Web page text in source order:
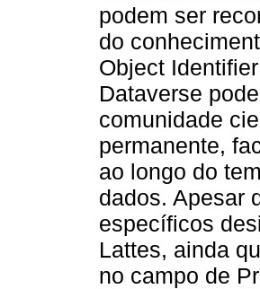
podem ser
do
Object
Dataverse
comunidade
permanente,
ao longo do
dados. Apesar
específicos
Lattes, ainda
no campo de